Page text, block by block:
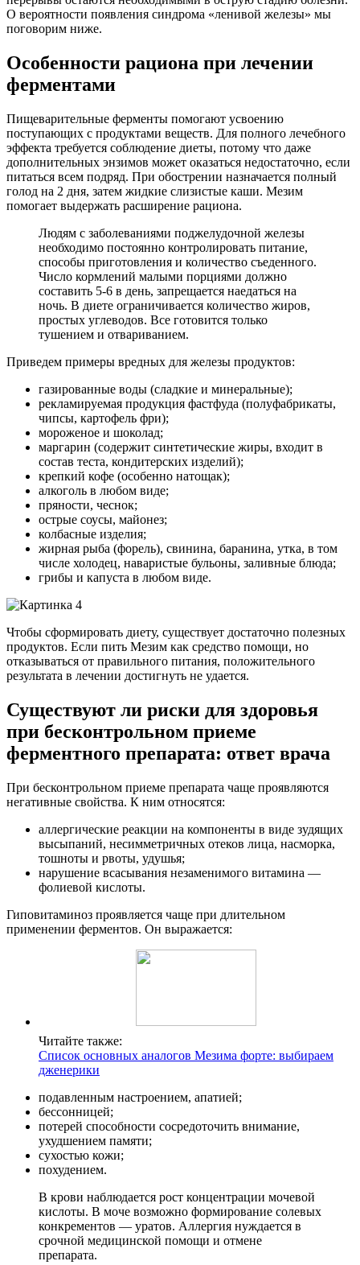
О вероятности появления синдрома «ленивой железы» мы
поговорим ниже.
Особенности рациона при лечении
ферментами
Пищеварительные ферменты помогают усвоению
поступающих с продуктами веществ. Для полного лечебного
эффекта требуется соблюдение диеты, потому что даже
дополнительных энзимов может оказаться недостаточно, если
питаться всем подряд. При обострении назначается полный
голод на 2 дня, затем жидкие слизистые каши. Мезим
помогает выдержать расширение рациона.
Людям с заболеваниями поджелудочной железы
необходимо постоянно контролировать питание,
способы приготовления и количество съеденного.
Число кормлений малыми порциями должно
составить 5-6 в день, запрещается наедаться на
ночь. В диете ограничивается количество жиров,
простых углеводов. Все готовится только
тушением и отвариванием.
Приведем примеры вредных для железы продуктов:
газированные воды (сладкие и минеральные);
рекламируемая продукция фастфуда (полуфабрикаты,
чипсы, картофель фри);
мороженое и шоколад;
маргарин (содержит синтетические жиры, входит в
состав теста, кондитерских изделий);
крепкий кофе (особенно натощак);
алкоголь в любом виде;
пряности, чеснок;
острые соусы, майонез;
колбасные изделия;
жирная рыба (форель), свинина, баранина, утка, в том
числе холодец, наваристые бульоны, заливные блюда;
грибы и капуста в любом виде.
Чтобы сформировать диету, существует достаточно полезных
продуктов. Если пить Мезим как средство помощи, но
отказываться от правильного питания, положительного
результата в лечении достигнуть не удается.
Существуют ли риски для здоровья
при бесконтрольном приеме
ферментного препарата: ответ врача
При бесконтрольном приеме препарата чаще проявляются
негативные свойства. К ним относятся:
аллергические реакции на компоненты в виде зудящих
высыпаний, несимметричных отеков лица, насморка,
тошноты и рвоты, удушья;
нарушение всасывания незаменимого витамина —
фолиевой кислоты.
Гиповитаминоз проявляется чаще при длительном
применении ферментов. Он выражается:
Читайте также:
Список основных аналогов Мезима форте: выбираем
дженерики
подавленным настроением, апатией;
бессонницей;
потерей способности сосредоточить внимание,
ухудшением памяти;
сухостью кожи;
похудением.
В крови наблюдается рост концентрации мочевой
кислоты. В моче возможно формирование солевых
конкрементов — уратов. Аллергия нуждается в
срочной медицинской помощи и отмене
препарата.